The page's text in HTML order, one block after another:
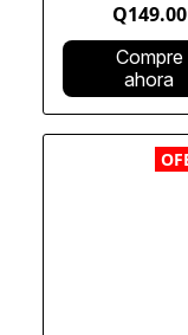
Q149.00
Compre
ahora